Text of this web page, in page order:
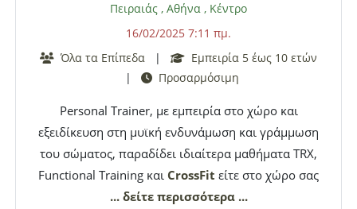
Πειραιάς , Αθήνα , Κέντρο
16/02/2025 7:11 πμ.
Όλα τα Επίπεδα
|
Εμπειρία 5 έως 10 ετών
|
Προσαρμόσιμη
Personal Trainer, με εμπειρία στο χώρο και
εξειδίκευση στη μυϊκή ενδυνάμωση και γράμμωση
του σώματος, παραδίδει ιδιαίτερα μαθήματα TRX,
Functional Training και CrossFit είτε στο χώρο σας
είτε σε εξωτερικό χώρο. Σωστή καθοδήγηση
... δείτε περισσότερα ...